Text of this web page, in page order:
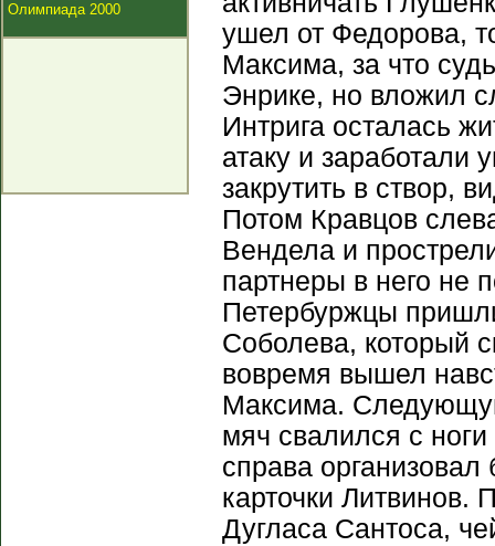
Олимпиада 2000
ушел от Федорова,
Максима, за что
Энрике, но вложил
Интрига осталась
атаку и заработали
закрутить в створ,
Потом Кравцов
Вендела и
партнеры в него не
Петербуржцы
Соболева, который
вовремя вышел
Максима.
мяч свалился с
справа
карточки Литвинов.
Дугласа Сантоса,